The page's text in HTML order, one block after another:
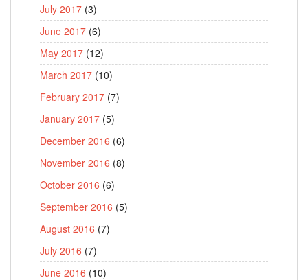
July 2017 (3)
June 2017 (6)
May 2017 (12)
March 2017 (10)
February 2017 (7)
January 2017 (5)
December 2016 (6)
November 2016 (8)
October 2016 (6)
September 2016 (5)
August 2016 (7)
July 2016 (7)
June 2016 (10)